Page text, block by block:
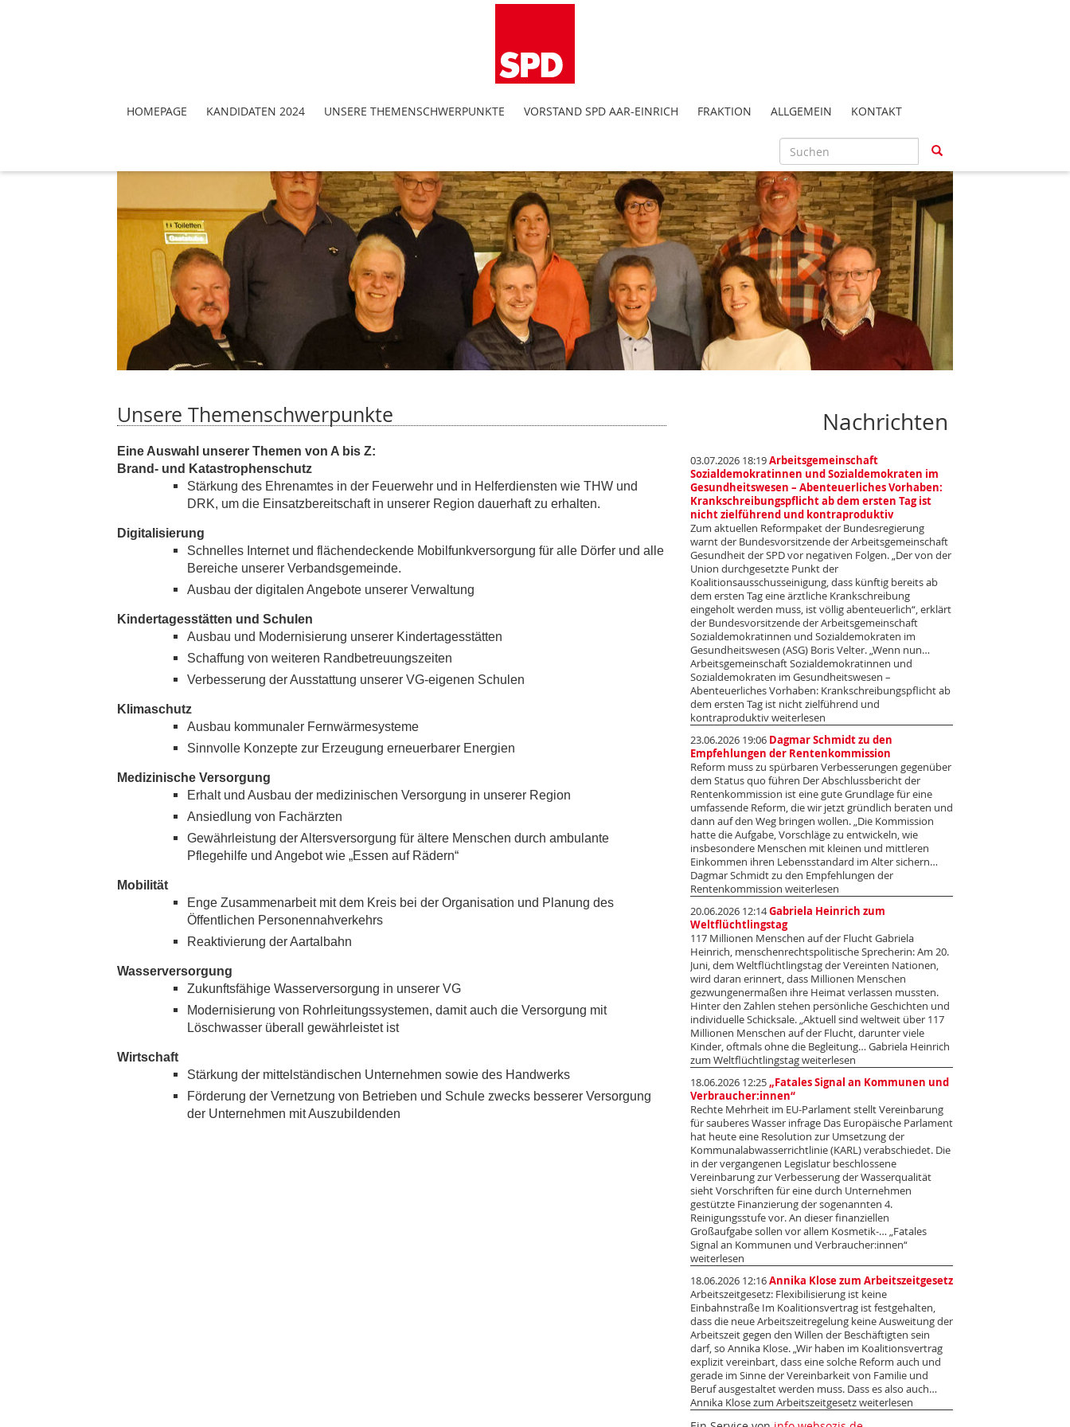
HOMEPAGE KANDIDATEN 2024 UNSERE THEMENSCHWERPUNKTE VORSTAND SPD AAR-EINRICH FRAKTION ALLGEMEIN KONTAKT
Unsere Themenschwerpunkte
Eine Auswahl unserer Themen von A bis Z:
Brand- und Katastrophenschutz
Stärkung des Ehrenamtes in der Feuerwehr und in Helferdiensten wie THW und
DRK, um die Einsatzbereitschaft in unserer Region dauerhaft zu erhalten.
Digitalisierung
Schnelles Internet und flächendeckende Mobilfunkversorgung für alle Dörfer und alle
Bereiche unserer Verbandsgemeinde.
Ausbau der digitalen Angebote unserer Verwaltung
Kindertagesstätten und Schulen
Ausbau und Modernisierung unserer Kindertagesstätten
Schaffung von weiteren Randbetreuungszeiten
Verbesserung der Ausstattung unserer VG-eigenen Schulen
Klimaschutz
Ausbau kommunaler Fernwärmesysteme
Sinnvolle Konzepte zur Erzeugung erneuerbarer Energien
Medizinische Versorgung
Erhalt und Ausbau der medizinischen Versorgung in unserer Region
Ansiedlung von Fachärzten
Gewährleistung der Altersversorgung für ältere Menschen durch ambulante
Pflegehilfe und Angebot wie „Essen auf Rädern“
Mobilität
Enge Zusammenarbeit mit dem Kreis bei der Organisation und Planung des
Öffentlichen Personennahverkehrs
Reaktivierung der Aartalbahn
Wasserversorgung
Zukunftsfähige Wasserversorgung in unserer VG
Modernisierung von Rohrleitungssystemen, damit auch die Versorgung mit
Löschwasser überall gewährleistet ist
Wirtschaft
Stärkung der mittelständischen Unternehmen sowie des Handwerks
Förderung der Vernetzung von Betrieben und Schule zwecks besserer Versorgung
der Unternehmen mit Auszubildenden
Nachrichten
03.07.2026 18:19Arbeitsgemeinschaft
Sozialdemokratinnen und Sozialdemokraten im
Gesundheitswesen – Abenteuerliches Vorhaben:
Krankschreibungspflicht ab dem ersten Tag ist
nicht zielführend und kontraproduktiv
Zum aktuellen Reformpaket der Bundesregierung
warnt der Bundesvorsitzende der Arbeitsgemeinschaft
Gesundheit der SPD vor negativen Folgen. „Der von der
Union durchgesetzte Punkt der
Koalitionsausschusseinigung, dass künftig bereits ab
dem ersten Tag eine ärztliche Krankschreibung
eingeholt werden muss, ist völlig abenteuerlich“, erklärt
der Bundesvorsitzende der Arbeitsgemeinschaft
Sozialdemokratinnen und Sozialdemokraten im
Gesundheitswesen (ASG) Boris Velter. „Wenn nun…
Arbeitsgemeinschaft Sozialdemokratinnen und
Sozialdemokraten im Gesundheitswesen –
Abenteuerliches Vorhaben: Krankschreibungspflicht ab
dem ersten Tag ist nicht zielführend und
kontraproduktiv weiterlesen
23.06.2026 19:06 Dagmar Schmidt zu den
Empfehlungen der Rentenkommission
Reform muss zu spürbaren Verbesserungen gegenüber
dem Status quo führen Der Abschlussbericht der
Rentenkommission ist eine gute Grundlage für eine
umfassende Reform, die wir jetzt gründlich beraten und
dann auf den Weg bringen wollen. „Die Kommission
hatte die Aufgabe, Vorschläge zu entwickeln, wie
insbesondere Menschen mit kleinen und mittleren
Einkommen ihren Lebensstandard im Alter sichern…
Dagmar Schmidt zu den Empfehlungen der
Rentenkommission weiterlesen
20.06.2026 12:14Gabriela Heinrich zum
Weltflüchtlingstag
117 Millionen Menschen auf der Flucht Gabriela
Heinrich, menschenrechtspolitische Sprecherin: Am 20.
Juni, dem Weltflüchtlingstag der Vereinten Nationen,
wird daran erinnert, dass Millionen Menschen
gezwungenermaßen ihre Heimat verlassen mussten.
Hinter den Zahlen stehen persönliche Geschichten und
individuelle Schicksale. „Aktuell sind weltweit über 117
Millionen Menschen auf der Flucht, darunter viele
Kinder, oftmals ohne die Begleitung… Gabriela Heinrich
zum Weltflüchtlingstag weiterlesen
18.06.2026 12:25„Fatales Signal an Kommunen und
Verbraucher:innen“
Rechte Mehrheit im EU-Parlament stellt Vereinbarung
für sauberes Wasser infrage Das Europäische Parlament
hat heute eine Resolution zur Umsetzung der
Kommunalabwasserrichtlinie (KARL) verabschiedet. Die
in der vergangenen Legislatur beschlossene
Vereinbarung zur Verbesserung der Wasserqualität
sieht Vorschriften für eine durch Unternehmen
gestützte Finanzierung der sogenannten 4.
Reinigungsstufe vor. An dieser finanziellen
Großaufgabe sollen vor allem Kosmetik-… „Fatales
Signal an Kommunen und Verbraucher:innen“
weiterlesen
18.06.2026 12:16Annika Klose zum Arbeitszeitgesetz
Arbeitszeitgesetz: Flexibilisierung ist keine
Einbahnstraße Im Koalitionsvertrag ist festgehalten,
dass die neue Arbeitszeitregelung keine Ausweitung der
Arbeitszeit gegen den Willen der Beschäftigten sein
darf, so Annika Klose. „Wir haben im Koalitionsvertrag
explizit vereinbart, dass eine solche Reform auch und
gerade im Sinne der Vereinbarkeit von Familie und
Beruf ausgestaltet werden muss. Dass es also auch…
Annika Klose zum Arbeitszeitgesetz weiterlesen